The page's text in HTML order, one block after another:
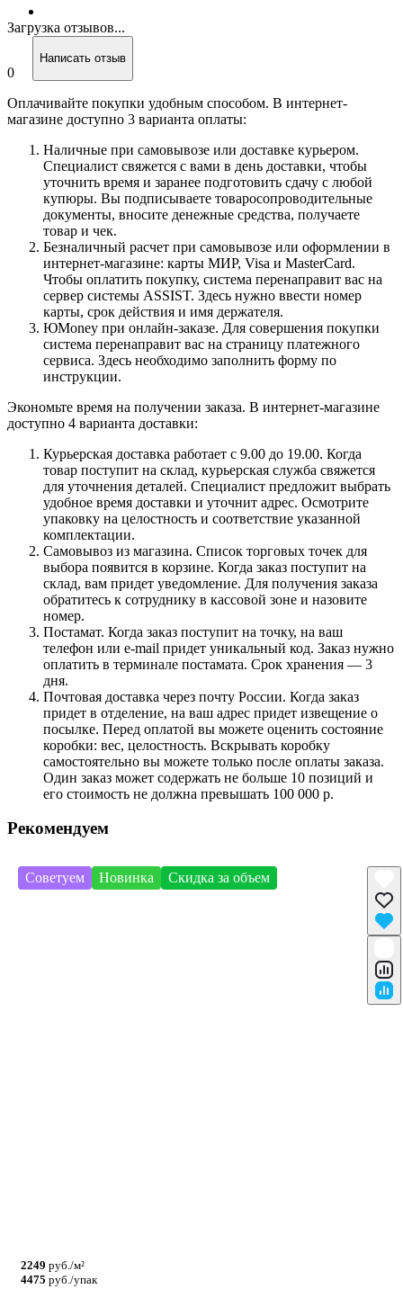
Загрузка отзывов...
0
Написать отзыв
Оплачивайте покупки удобным способом. В интернет-
магазине доступно 3 варианта оплаты:
Наличные при самовывозе или доставке курьером.
Специалист свяжется с вами в день доставки, чтобы
уточнить время и заранее подготовить сдачу с любой
купюры. Вы подписываете товаросопроводительные
документы, вносите денежные средства, получаете
товар и чек.
Безналичный расчет при самовывозе или оформлении в
интернет-магазине: карты МИР, Visa и MasterCard.
Чтобы оплатить покупку, система перенаправит вас на
сервер системы ASSIST. Здесь нужно ввести номер
карты, срок действия и имя держателя.
ЮMoney при онлайн-заказе. Для совершения покупки
система перенаправит вас на страницу платежного
сервиса. Здесь необходимо заполнить форму по
инструкции.
Экономьте время на получении заказа. В интернет-магазине
доступно 4 варианта доставки:
Курьерская доставка работает с 9.00 до 19.00. Когда
товар поступит на склад, курьерская служба свяжется
для уточнения деталей. Специалист предложит выбрать
удобное время доставки и уточнит адрес. Осмотрите
упаковку на целостность и соответствие указанной
комплектации.
Самовывоз из магазина. Список торговых точек для
выбора появится в корзине. Когда заказ поступит на
склад, вам придет уведомление. Для получения заказа
обратитесь к сотруднику в кассовой зоне и назовите
номер.
Постамат. Когда заказ поступит на точку, на ваш
телефон или e-mail придет уникальный код. Заказ нужно
оплатить в терминале постамата. Срок хранения — 3
дня.
Почтовая доставка через почту России. Когда заказ
придет в отделение, на ваш адрес придет извещение о
посылке. Перед оплатой вы можете оценить состояние
коробки: вес, целостность. Вскрывать коробку
самостоятельно вы можете только после оплаты заказа.
Один заказ может содержать не больше 10 позиций и
его стоимость не должна превышать 100 000 р.
Рекомендуем
Советуем Новинка Скидка за объем
2249 руб./м²
4475 руб./упак